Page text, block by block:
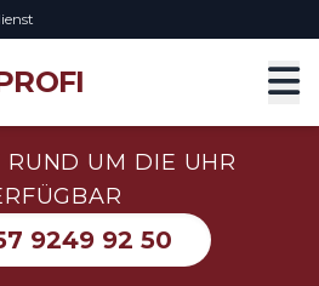
RUND UM DIE UHR
9249 92 50